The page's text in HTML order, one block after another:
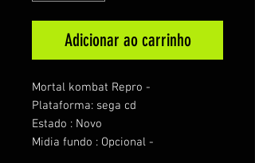
Adicionar ao carrinho
Mortal kombat Repro -
Plataforma: sega cd
Estado : Novo
Midia fundo : Opcional -